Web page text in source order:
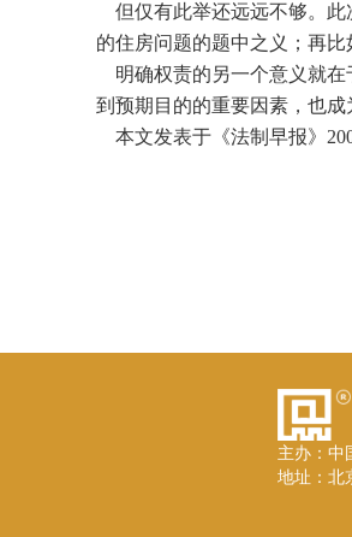
但仅有此举还远远不够。此
的住房问题的题中之义；再
明确权责的另一个意义就在
到预期目的的重要因素，也成
本文发表于《法制早报》
主办：中
地址：北